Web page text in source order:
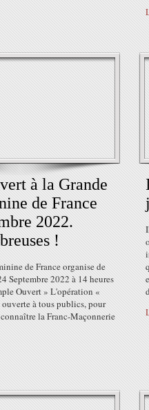
à la Grande
de France
2022.
!
de France organise de
Septembre 2022 à 14 heures
Ouvert » L'opération «
à tous publics, pour
la Franc-Maçonnerie